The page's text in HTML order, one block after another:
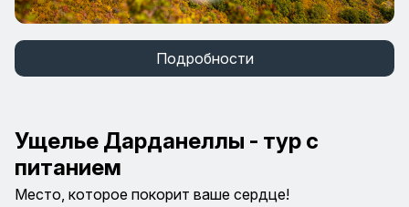
Подробности
Ущелье Дарданеллы - тур с
питанием
Место, которое покорит ваше сердце!